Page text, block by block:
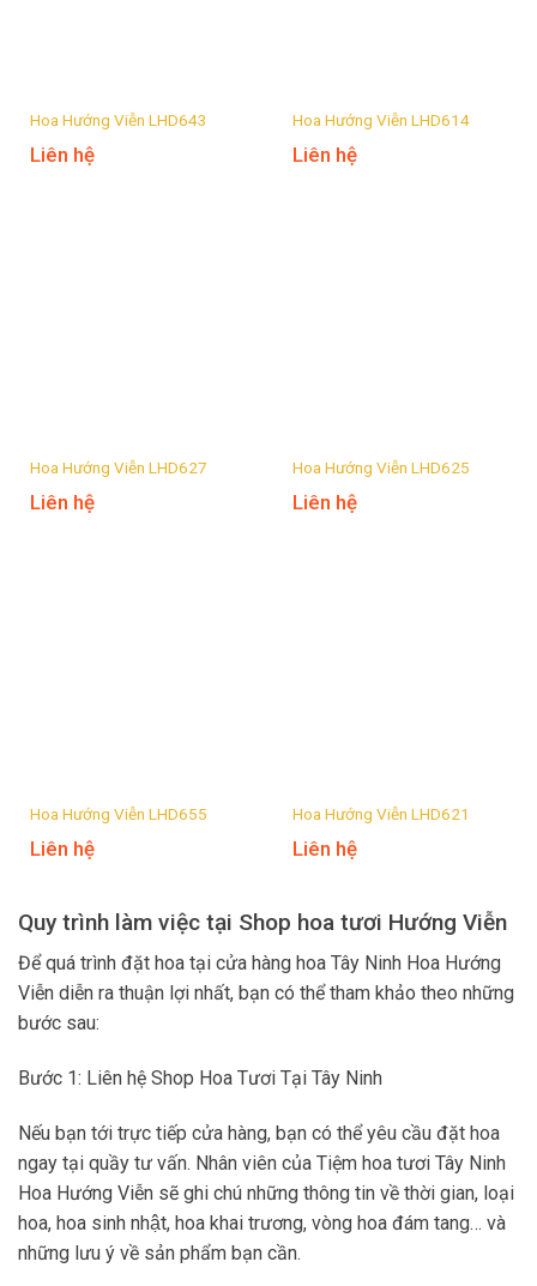
Hoa Hướng Viễn LHD643
Liên hệ
Hoa Hướng Viễn LHD614
Liên hệ
Hoa Hướng Viễn LHD627
Liên hệ
Hoa Hướng Viễn LHD625
Liên hệ
Hoa Hướng Viễn LHD655
Liên hệ
Hoa Hướng Viễn LHD621
Liên hệ
Quy trình làm việc tại Shop hoa tươi Hướng Viễn
Để quá trình đặt hoa tại cửa hàng hoa Tây Ninh Hoa Hướng
Viễn diễn ra thuận lợi nhất, bạn có thể tham khảo theo những
bước sau:
Bước 1: Liên hệ Shop Hoa Tươi Tại Tây Ninh
Nếu bạn tới trực tiếp cửa hàng, bạn có thể yêu cầu đặt hoa
ngay tại quầy tư vấn. Nhân viên của Tiệm hoa tươi Tây Ninh
Hoa Hướng Viễn sẽ ghi chú những thông tin về thời gian, loại
hoa, hoa sinh nhật, hoa khai trương, vòng hoa đám tang… và
những lưu ý về sản phẩm bạn cần.